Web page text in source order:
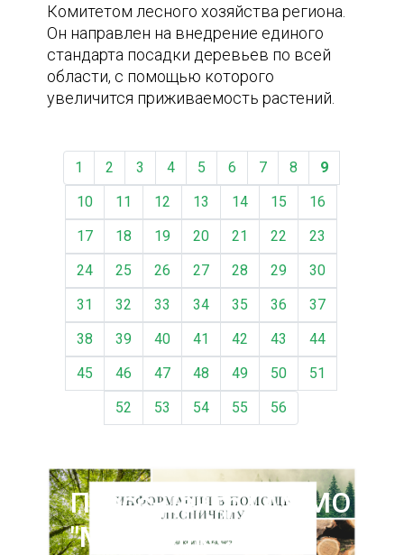
Комитетом лесного хозяйства региона.
Он направлен на внедрение единого
стандарта посадки деревьев по всей
области, с помощью которого
увеличится приживаемость растений.
1 2 3 4 5 6 7 8
9
10
11 12 13 14 15
16
17
18 19 20 21 22
23
24
25 26 27 28 29
30
31
32 33 34 35 36
37
38
39 40 41 42 43
44
45
46 47 48 49 50
51
52
53 54 55 56
Пресс-центр ГАУ МО
"Мособллес"